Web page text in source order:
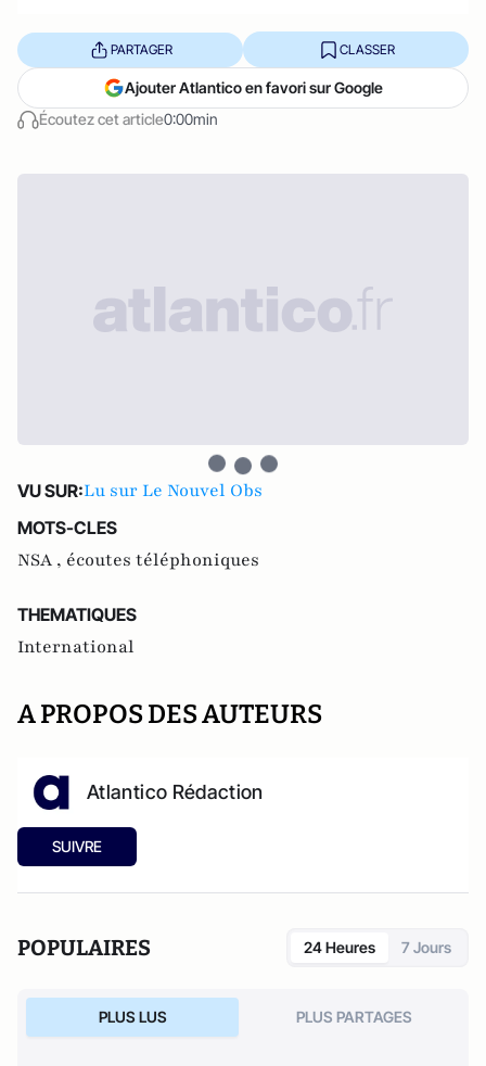
Écoutez cet article0:00min
PARTAGER CLASSER
Ajouter Atlantico en favori sur Google
VU SUR:Lu sur Le Nouvel Obs
MOTS-CLES
NSA , écoutes téléphoniques
THEMATIQUES
International
A PROPOS DES AUTEURS
Atlantico Rédaction
SUIVRE
POPULAIRES 24 Heures 7 Jours
PLUS LUS PLUS PARTAGES